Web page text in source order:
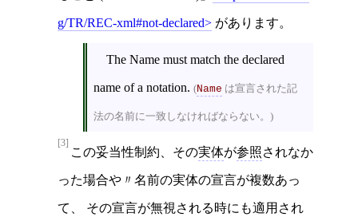
g/TR/REC-xml#not-declared があります。
The Name must match the declared
name of a notation. (Name は宣言された記
法の名前に一致しなければならない。)
[3]
この妥当性制約、その実体が参照されなか
った場合や〃名前の実体の宣言が複数あっ
て、 その宣言が無視される時にも適用され